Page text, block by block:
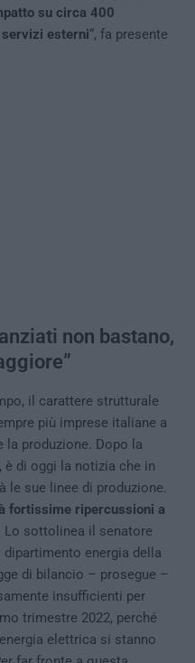
su circa 400
esterni“, fa presente
non bastano,
il carattere strutturale
più imprese italiane a
la produzione. Dopo la
di oggi la notizia che in
le sue linee di produzione.
fortissime ripercussioni a
Lo sottolinea il senatore
energia della
di bilancio – prosegue –
insufficienti per
trimestre 2022, perché
elettrica si stanno